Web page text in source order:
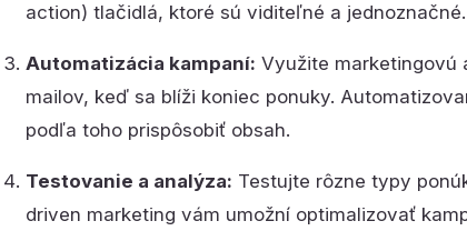
action) tlačidlá, ktoré sú viditeľné a jednoznačné.
Automatizácia kampaní: Využite marketingovú
mailov, keď sa blíži koniec ponuky.
podľa toho prispôsobiť obsah.
Testovanie a analýza: Testujte rôzne typy
driven marketing vám umožní optimalizovať